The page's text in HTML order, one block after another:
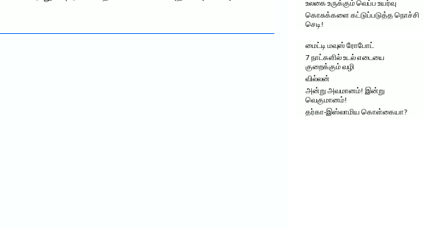
உலகை உருக்கும் வெப்ப உயர்வு
கொசுக்களை கட்டுப்படுத்த நொச்சி
செடி!
மைட்டி மவுஸ் ரோபோட்
7 நாட்களில் உடல் எடையை
குறைக்கும் வழி
வில்லன்
அன்று அவமானம்! இன்று
வெகுமானம்!
தர்கா-இஸ்லாமிய கொள்கையா?